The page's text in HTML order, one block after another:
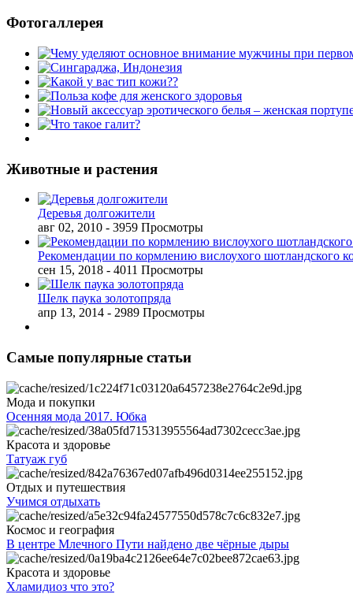
Фотогаллерея
Животные и растения
Деревья долгожители
авг 02, 2010 - 3959 Просмотры
Рекомендации по кормлению вислоухого шотландского
сен 15, 2018 - 4011 Просмотры
Шелк паука золотопряда
апр 13, 2014 - 2989 Просмотры
Самые популярные статьи
Мода и покупки
Осенняя мода 2017. Юбка
Красота и здоровье
Татуаж губ
Отдых и путешествия
Учимся отдыхать
Космос и география
В центре Млечного Пути найдено две чёрные дыры
Красота и здоровье
Хламидиоз что это?